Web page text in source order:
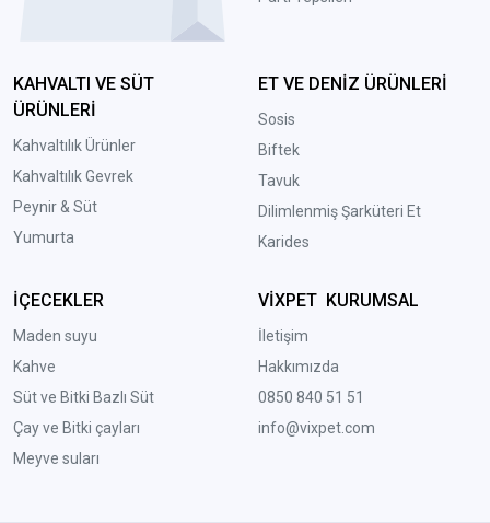
KAHVALTI VE SÜT
ÜRÜNLERİ
Kahvaltılık Ürünler
Kahvaltılık Gevrek
Peynir & Süt
Yumurta
ET VE DENİZ ÜRÜNLERİ
Sosis
Biftek
Tavuk
Dilimlenmiş Şarküteri Et
Karides
İÇECEKLER
Maden suyu
Kahve
Süt ve Bitki Bazlı Süt
Çay ve Bitki çayları
Meyve suları
VİXPET KURUMSAL
İletişim
Hakkımızda
0850 840 51 51
info@vixpet.com